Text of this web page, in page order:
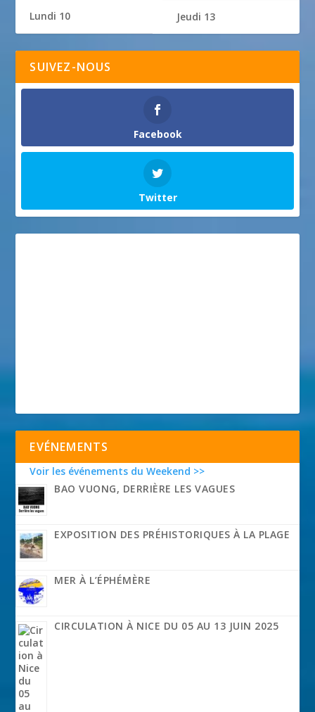
Lundi 10 Jeudi 13
SUIVEZ-NOUS
Facebook
Twitter
EVÉNEMENTS
Voir les événements du Weekend >>
BAO VUONG, DERRIÈRE LES VAGUES
EXPOSITION DES PRÉHISTORIQUES À LA PLAGE
MER À L’ÉPHÉMÈRE
CIRCULATION À NICE DU 05 AU 13 JUIN 2025